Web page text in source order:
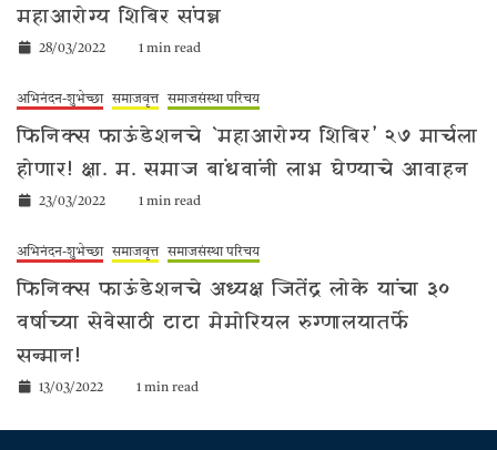
महाआरोग्य शिबिर संपन्न
28/03/2022 1 min read
अभिनंदन-शुभेच्छा समाजवृत्त समाजसंस्था परिचय
फिनिक्स फाऊंडेशनचे `महाआरोग्य शिबिर’ २७ मार्चला
होणार! क्षा. म. समाज बांधवांनी लाभ घेण्याचे आवाहन
23/03/2022 1 min read
अभिनंदन-शुभेच्छा समाजवृत्त समाजसंस्था परिचय
फिनिक्स फाऊंडेशनचे अध्यक्ष जितेंद्र लोके यांचा ३०
वर्षाच्या सेवेसाठी टाटा मेमोरियल रुग्णालयातर्फे
सन्मान!
13/03/2022 1 min read